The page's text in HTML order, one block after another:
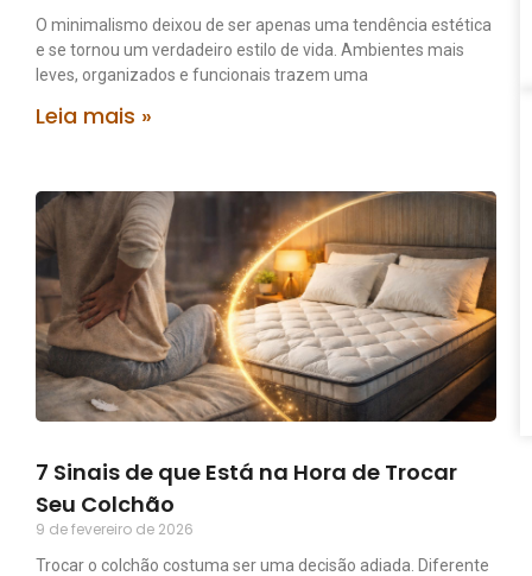
O minimalismo deixou de ser apenas uma tendência estética
e se tornou um verdadeiro estilo de vida. Ambientes mais
leves, organizados e funcionais trazem uma
Leia mais »
7 Sinais de que Está na Hora de Trocar
Seu Colchão
9 de fevereiro de 2026
Trocar o colchão costuma ser uma decisão adiada. Diferente